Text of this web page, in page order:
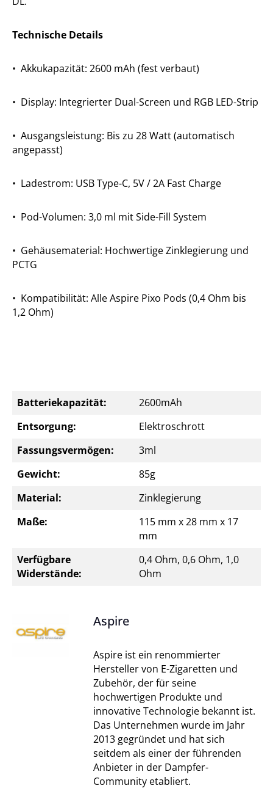
Technische Details
• Akkukapazität: 2600 mAh (fest verbaut)
• Display: Integrierter Dual-Screen und RGB LED-Strip
• Ausgangsleistung: Bis zu 28 Watt (automatisch
angepasst)
• Ladestrom: USB Type-C, 5V / 2A Fast Charge
• Pod-Volumen: 3,0 ml mit Side-Fill System
• Gehäusematerial: Hochwertige Zinklegierung und
PCTG
• Kompatibilität: Alle Aspire Pixo Pods (0,4 Ohm bis
1,2 Ohm)
Batteriekapazität:
2600mAh
Entsorgung:
Elektroschrott
Fassungsvermögen:
3ml
Gewicht:
85g
Material:
Zinklegierung
Maße:
115 mm x 28 mm x 17
mm
Verfügbare
Widerstände:
0,4 Ohm, 0,6 Ohm, 1,0
Ohm
Aspire
Aspire ist ein renommierter
Hersteller von E-Zigaretten und
Zubehör, der für seine
hochwertigen Produkte und
innovative Technologie bekannt ist.
Das Unternehmen wurde im Jahr
2013 gegründet und hat sich
seitdem als einer der führenden
Anbieter in der Dampfer-
Community etabliert.